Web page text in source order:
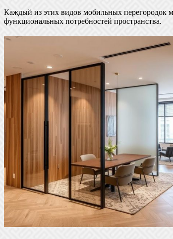
Каждый из этих видов мобильных перегородок
функциональных потребностей пространства.